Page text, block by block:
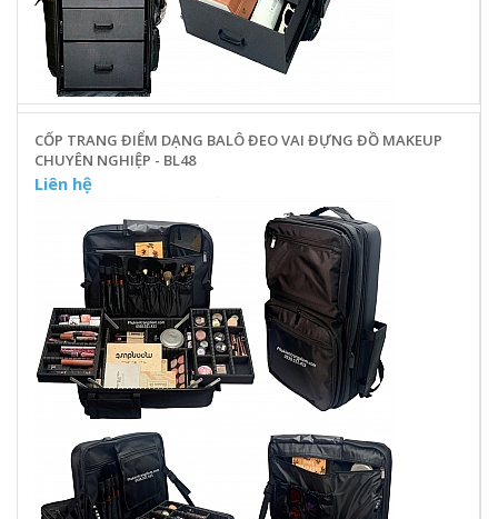
CỐP TRANG ĐIỂM DẠNG BALÔ ĐEO VAI ĐỰNG ĐỒ MAKEUP
CHUYÊN NGHIỆP - BL48
Liên hệ